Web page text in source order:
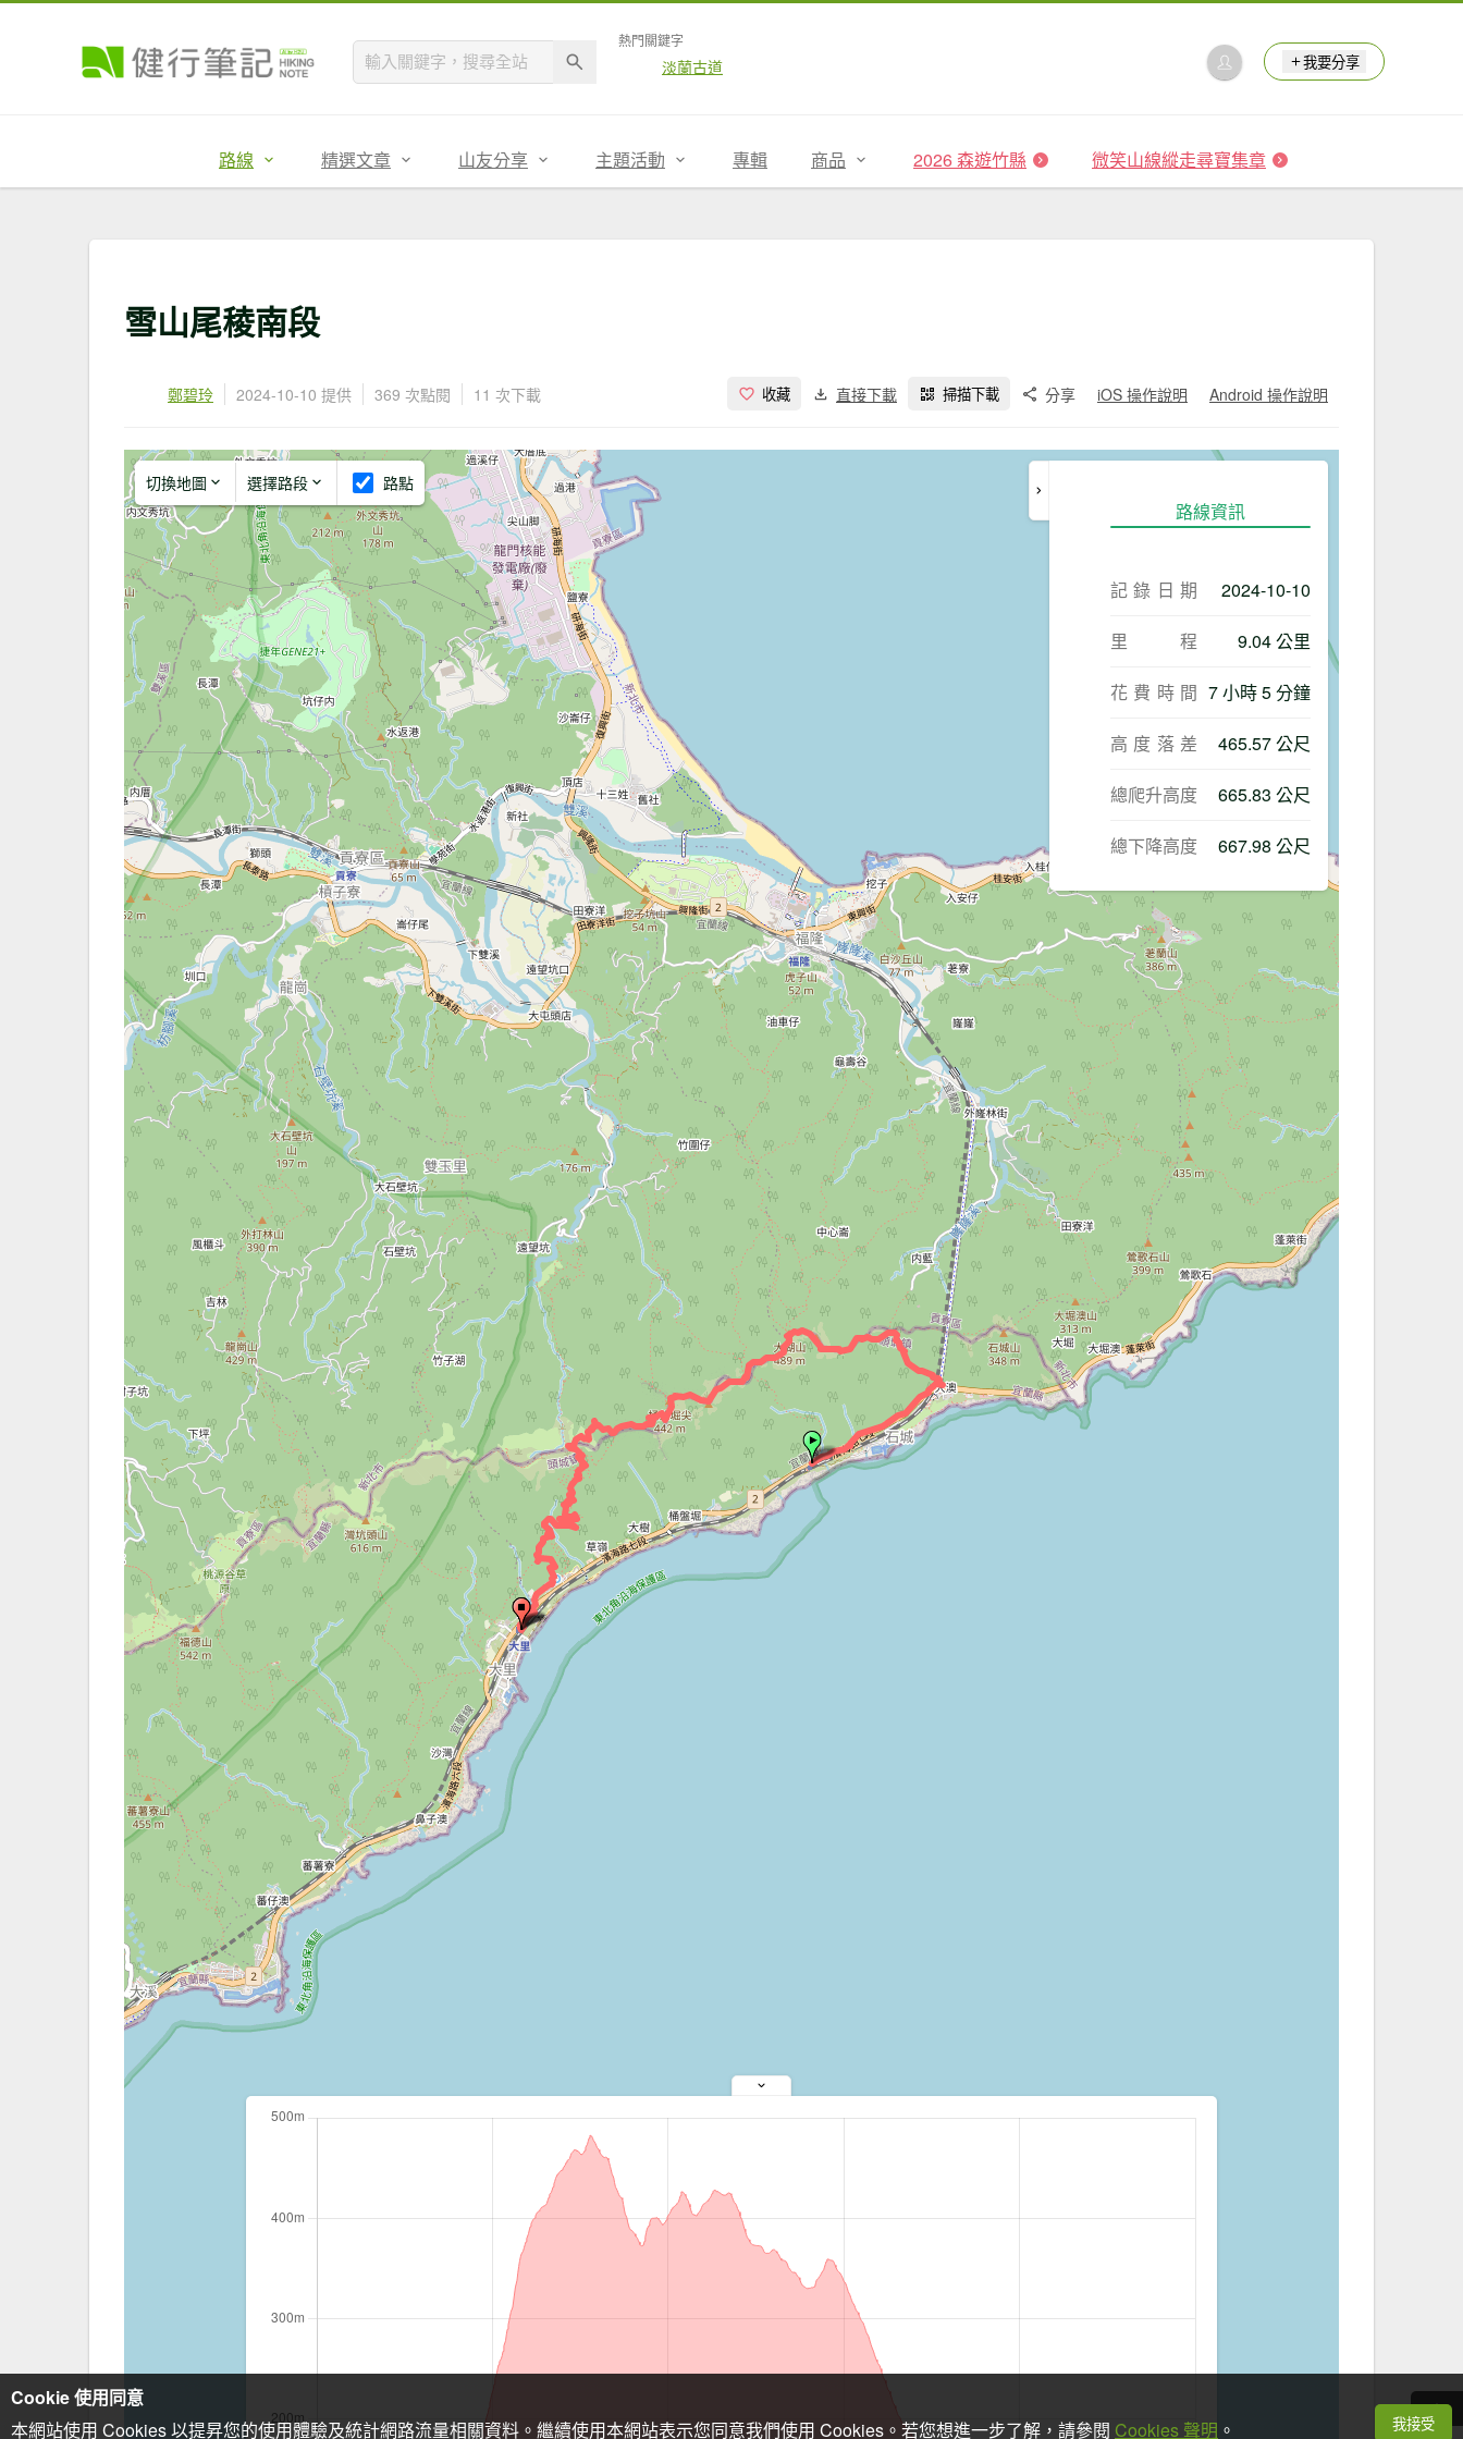
熱門關鍵字
淡蘭古道 我要分享
路線 精選文章 山友分享 主題活動 專輯 商品 2026 森遊竹縣 微笑山線縱走尋寶集章
雪山尾稜南段
鄭碧玲 2024-10-10 提供 369 次點閱 11 次下載 收藏 直接下載 掃描下載 分享 iOS 操作說明 Android 操作說明
切換地圖 選擇路段 路點
路線資訊
記錄日期 2024-10-10
里程 9.04 公里
花費時間 7 小時 5 分鐘
高度落差 465.57 公尺
總爬升高度 665.83 公尺
總下降高度 667.98 公尺
Cookie 使用同意
本網站使用 Cookies 以提昇您的使用體驗及統計網路流量相關資料。繼續使用本網站表示您同意我們使用 Cookies。若您想進一步了解，請參閱 Cookies 聲明 。 我接受